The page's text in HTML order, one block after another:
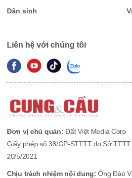
Dân sinh
Liên hệ với chúng tôi
Đơn vị chủ quản: Đất Việt Media Corp
Giấy phép số 38/GP-STTTT do Sở TTTT
20/5/2021
Chịu trách nhiệm nội dung:Ông Đào